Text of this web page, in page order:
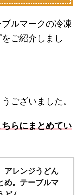
ルマークの冷凍
ご紹介しまし
ございました。
らにまとめてい
アレンジうどん
め。テーブルマ